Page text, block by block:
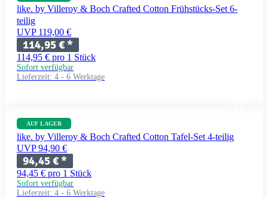
like. by Villeroy & Boch Crafted Cotton Frühstücks-Set 6-
teilig
UVP 119,00 €
114,95 €*
114,95 € pro 1 Stück
Sofort verfügbar
Lieferzeit: 4 - 6 Werktage
AUF LAGER
like. by Villeroy & Boch Crafted Cotton Tafel-Set 4-teilig
UVP 94,90 €
94,45 €*
94,45 € pro 1 Stück
Sofort verfügbar
Lieferzeit: 4 - 6 Werktage